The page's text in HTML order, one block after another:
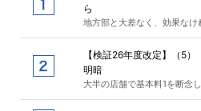
ら
地方部と大差なく、効果なけ
【検証26年度改定】（5
明暗
大半の店舗で基本料1を断念